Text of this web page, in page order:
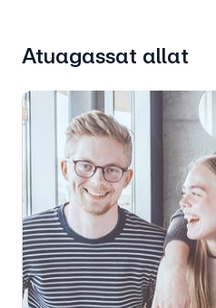
Atuagassat allat